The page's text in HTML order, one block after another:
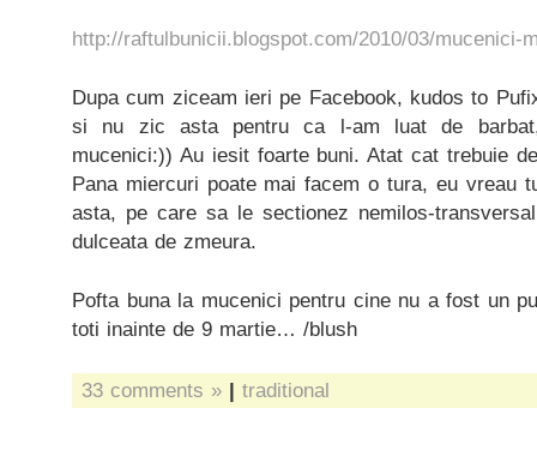
http://raftulbunicii.blogspot.com/2010/03/mucenici-
Dupa cum ziceam ieri pe Facebook, kudos to
si nu zic asta pentru ca l-am luat de
mucenici:)) Au iesit foarte buni. Atat cat trebuie
Pana miercuri poate mai facem o tura, eu vreau
asta, pe care sa le sectionez nemilos-
dulceata de zmeura.
Pofta buna la mucenici pentru cine nu a fost un
toti inainte de 9 martie… /blush
33 comments » | traditional